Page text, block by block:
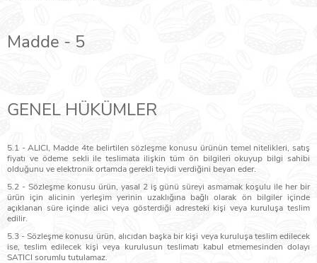
Madde - 5
GENEL HÜKÜMLER
5.1 - ALICI, Madde 4te belirtilen sözleşme konusu ürünün temel nitelikleri, satış
fiyatı ve ödeme sekli ile teslimata ilişkin tüm ön bilgileri okuyup bilgi sahibi
olduğunu ve elektronik ortamda gerekli teyidi verdiğini beyan eder.
5.2 - Sözleşme konusu ürün, yasal 2 iş günü süreyi asmamak koşulu ile her bir
ürün için alicinin yerleşim yerinin uzaklığına bağlı olarak ön bilgiler içinde
açıklanan süre içinde alici veya gösterdiği adresteki kişi veya kuruluşa teslim
edilir.
5.3 - Sözleşme konusu ürün, alıcıdan başka bir kişi veya kuruluşa teslim edilecek
ise, teslim edilecek kişi veya kurulusun teslimatı kabul etmemesinden dolayı
SATICI sorumlu tutulamaz.